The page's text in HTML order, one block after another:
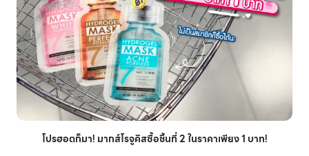
โปรฮอตก็มา! มากส์โรจูคิสซื้อชิ้นที่ 2 ในราคาเพียง 1 บาท!